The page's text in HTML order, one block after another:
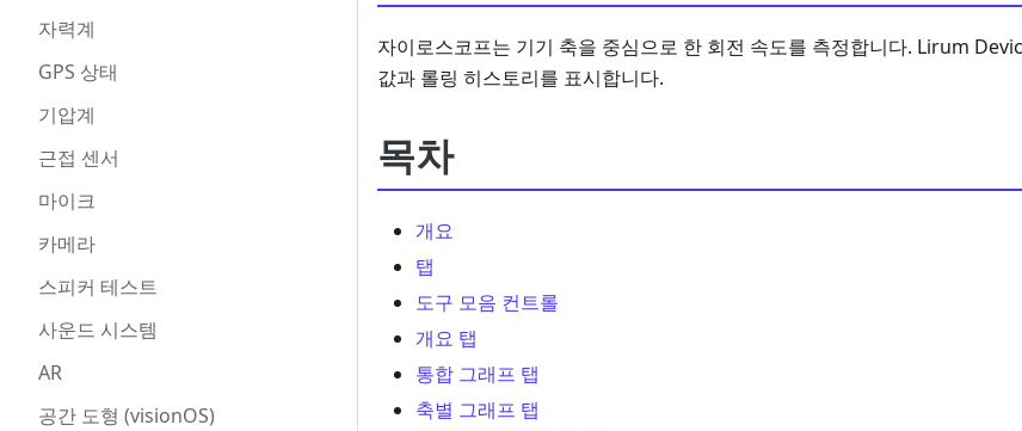
자력계
GPS 상태
기압계
근접 센서
마이크
카메라
스피커 테스트
사운드 시스템
AR
공간 도형 (visionOS)
자이로스코프는 기기 축을 중심으로 한 회전 속도를 측정합니다. Lirum
값과 롤링 히스토리를 표시합니다.
목차
개요
탭
도구 모음 컨트롤
개요 탭
통합 그래프 탭
축별 그래프 탭